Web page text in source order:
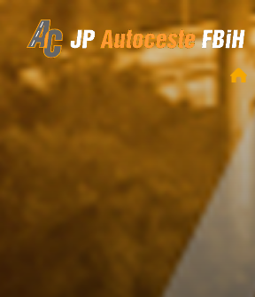
Skip to content